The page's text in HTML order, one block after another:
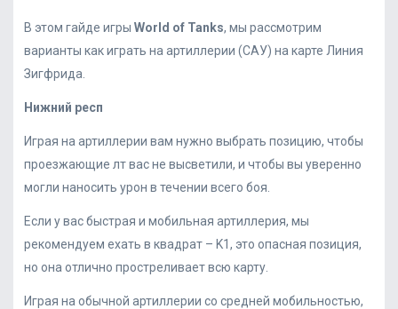
В этом гайде игры World of Tanks, мы рассмотрим
варианты как играть на артиллерии (САУ) на карте Линия
Зигфрида.
Нижний респ
Играя на артиллерии вам нужно выбрать позицию, чтобы
проезжающие лт вас не высветили, и чтобы вы уверенно
могли наносить урон в течении всего боя.
Если у вас быстрая и мобильная артиллерия, мы
рекомендуем ехать в квадрат – K1, это опасная позиция,
но она отлично простреливает всю карту.
Играя на обычной артиллерии со средней мобильностью,